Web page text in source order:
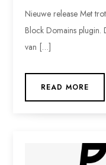
Nieuwe release Met
Block Domains plugin.
van […]
READ MORE